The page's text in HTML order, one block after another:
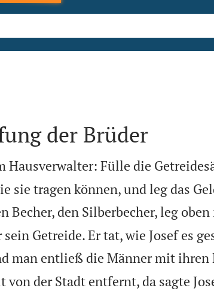
der Brüder
Hausverwalter: Fülle die
sie tragen können, und leg das
Becher, den Silberbecher, leg oben
Getreide. Er tat, wie Josef es
man entließ die Männer mit ihren
der Stadt entfernt, da sagte